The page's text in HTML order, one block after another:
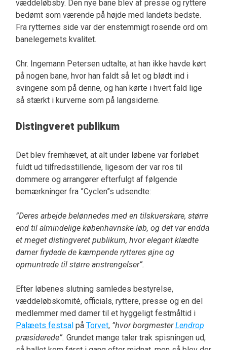
væddeløbsby. Den nye bane blev af presse og ryttere
bedømt som værende på højde med landets bedste.
Fra rytternes side var der enstemmigt rosende ord om
banelegemets kvalitet.
Chr. Ingemann Petersen udtalte, at han ikke havde kørt
på nogen bane, hvor han faldt så let og blødt ind i
svingene som på denne, og han kørte i hvert fald lige
så stærkt i kurverne som på langsiderne.
Distingveret publikum
Det blev fremhævet, at alt under løbene var forløbet
fuldt ud tilfredsstillende, ligesom der var ros til
dommere og arrangører efterfulgt af følgende
bemærkninger fra ”Cyclen”s udsendte:
”Deres arbejde belønnedes med en tilskuerskare, større
end til almindelige københavnske løb, og det var endda
et meget distingveret publikum, hvor elegant klædte
damer frydede de kæmpende rytteres øjne og
opmuntrede til større anstrengelser”.
Efter løbenes slutning samledes bestyrelse,
væddeløbskomité, officials, ryttere, presse og en del
medlemmer med damer til et hyggeligt festmåltid i
Palæets festsalpå Torvet, ”hvor borgmesterLendrop
præsiderede”. Grundet mange taler trak spisningen ud,